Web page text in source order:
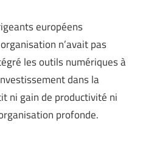
européens
n’avait pas
les outils numériques à
dans la
ni gain de productivité ni
profonde.